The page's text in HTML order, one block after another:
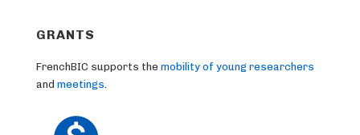
GRANTS
FrenchBIC supports the mobility of young researchers
and meetings